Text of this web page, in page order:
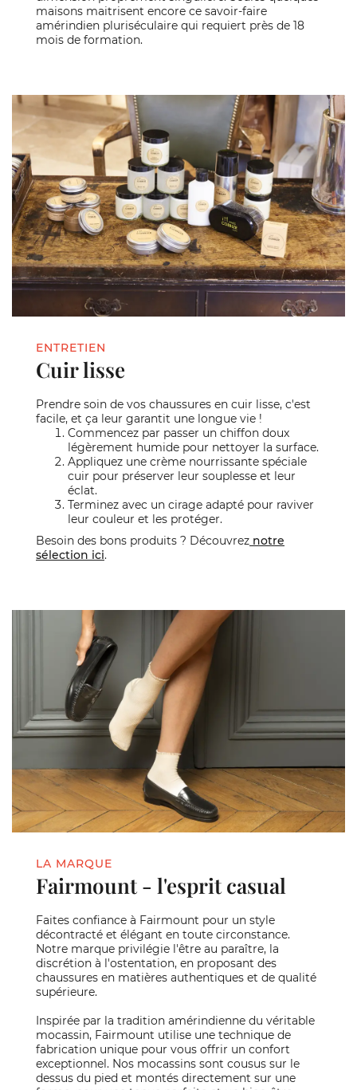
maisons maitrisent encore ce savoir-faire
amérindien pluriséculaire qui requiert près de 18
mois de formation.
ENTRETIEN
Cuir lisse
Prendre soin de vos chaussures en cuir lisse, c'est
facile, et ça leur garantit une longue vie !
Commencez par passer un chiffon doux
légèrement humide pour nettoyer la surface.
Appliquez une crème nourrissante spéciale
cuir pour préserver leur souplesse et leur
éclat.
Terminez avec un cirage adapté pour raviver
leur couleur et les protéger.
Besoin des bons produits ? Découvrez notre
sélection ici.
LA MARQUE
Fairmount - l'esprit casual
Faites confiance à Fairmount pour un style
décontracté et élégant en toute circonstance.
Notre marque privilégie l'être au paraître, la
discrétion à l'ostentation, en proposant des
chaussures en matières authentiques et de qualité
supérieure.
Inspirée par la tradition amérindienne du véritable
mocassin, Fairmount utilise une technique de
fabrication unique pour vous offrir un confort
exceptionnel. Nos mocassins sont cousus sur le
dessus du pied et montés directement sur une